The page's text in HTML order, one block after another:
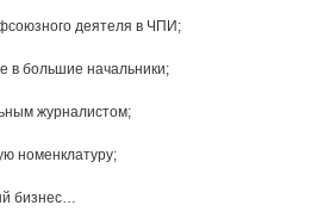
деятеля в ЧПИ;
в большие начальники;
журналистом;
номенклатуру;
бизнес…